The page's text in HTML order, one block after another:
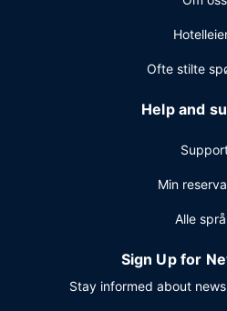
Ofte stilte
Help and
Min
Alle
Sign Up for
Stay informed about